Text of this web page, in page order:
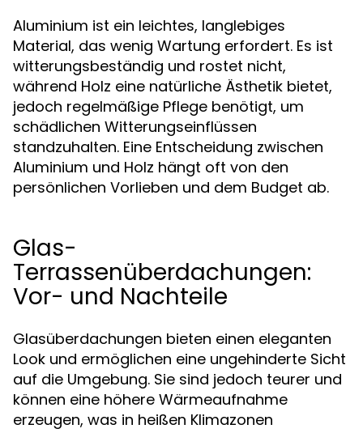
Aluminium ist ein leichtes, langlebiges
Material, das wenig Wartung erfordert. Es ist
witterungsbeständig und rostet nicht,
während Holz eine natürliche Ästhetik bietet,
jedoch regelmäßige Pflege benötigt, um
schädlichen Witterungseinflüssen
standzuhalten. Eine Entscheidung zwischen
Aluminium und Holz hängt oft von den
persönlichen Vorlieben und dem Budget ab.
Glas-
Terrassenüberdachungen:
Vor- und Nachteile
Glasüberdachungen bieten einen eleganten
Look und ermöglichen eine ungehinderte Sicht
auf die Umgebung. Sie sind jedoch teurer und
können eine höhere Wärmeaufnahme
erzeugen, was in heißen Klimazonen